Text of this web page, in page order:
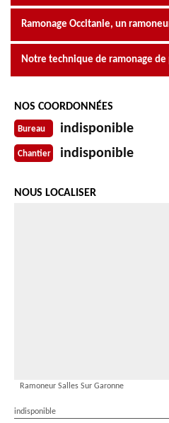
Ramonage Occitanie, un
Notre technique de ramonage de
NOS COORDONNÉES
Bureau indisponible
Chantier indisponible
NOUS LOCALISER
Ramoneur Salles Sur Garonne
indisponible